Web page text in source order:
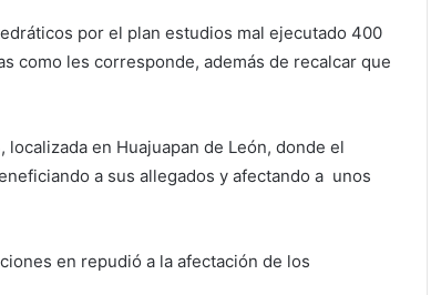
por el plan estudios mal ejecutado 400
como les corresponde, además de recalcar que
en Huajuapan de León, donde el
a sus allegados y afectando a unos
en repudió a la afectación de los